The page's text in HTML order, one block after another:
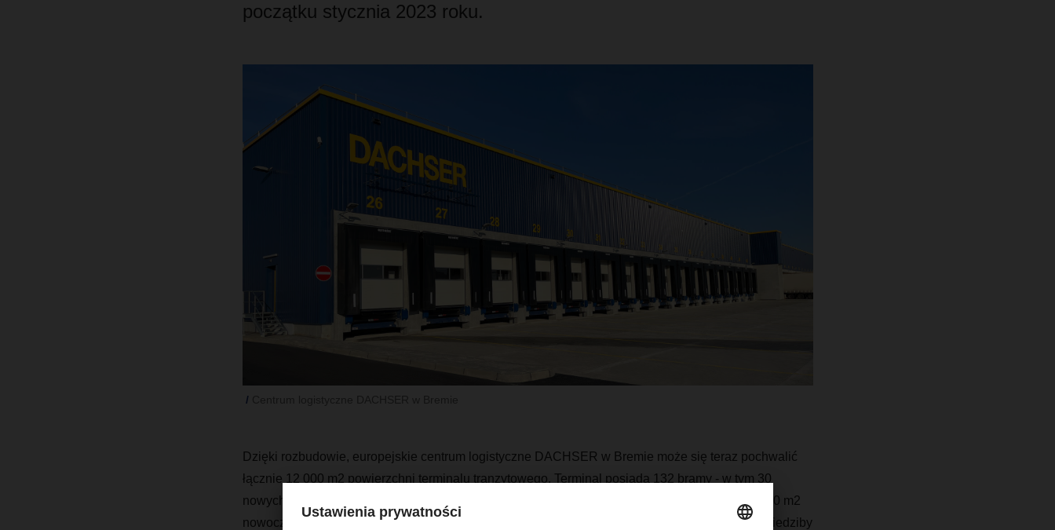
początku stycznia 2023 roku.
Dzięki rozbudowie, europejskie centrum logistyczne DACHSER w Bremie może się teraz pochwalić
łącznie 12 000 m2 powierzchni terminalu tranzytowego. Terminal posiada 132 bramy - w tym 30
nowych - do załadunku i rozładunku ciężarówek. Centrum logistyczne dysponuje obecnie 74 000 m2
nowoczesnej powierzchni dystrybucyjnej. "Około sześć lat temu wprowadziliśmy się do nowej siedziby